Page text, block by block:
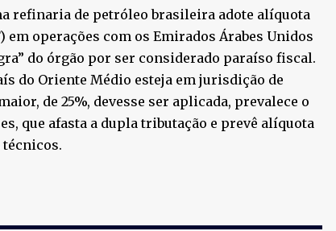
refinaria de petróleo brasileira adote alíquota
em operações com os Emirados Árabes Unidos
do órgão por ser considerado paraíso fiscal.
do Oriente Médio esteja em jurisdição de
de 25%, devesse ser aplicada, prevalece o
que afasta a dupla tributação e prevê alíquota
técnicos.